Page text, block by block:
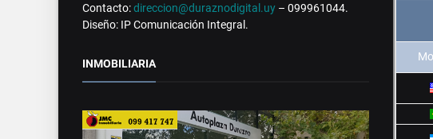
Contacto:direccion@duraznodigital.uy – 099961044.
Diseño: IP Comunicación Integral.
INMOBILIARIA